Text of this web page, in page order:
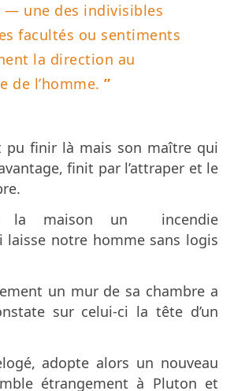
— une des indivisibles
facultés ou sentiments
la direction au
de l’homme. ”
pu finir là mais son maître qui
finit par l’attraper et le
la maison un incendie
laisse notre homme sans logis
un mur de sa chambre a
sur celui-ci la tête d’un
adopte alors un nouveau
étrangement à Pluton et